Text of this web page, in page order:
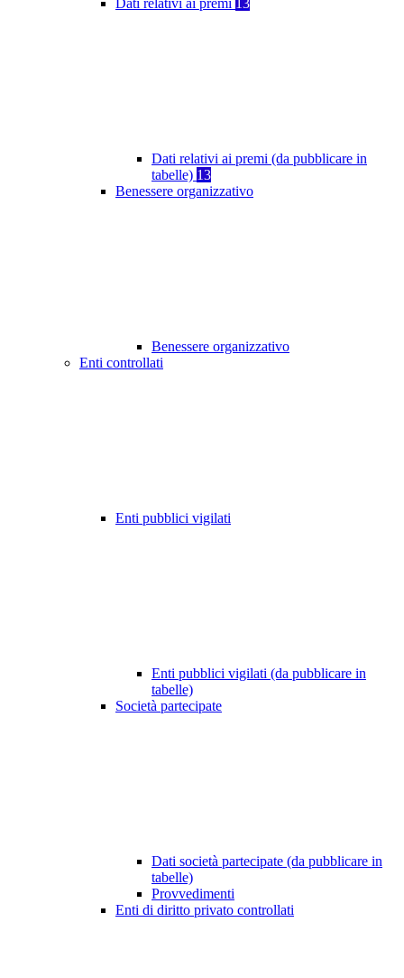
Dati relativi ai premi 13
Dati relativi ai premi (da pubblicare in
tabelle) 13
Benessere organizzativo
Benessere organizzativo
Enti controllati
Enti pubblici vigilati
Enti pubblici vigilati (da pubblicare in
tabelle)
Società partecipate
Dati società partecipate (da pubblicare in
tabelle)
Provvedimenti
Enti di diritto privato controllati